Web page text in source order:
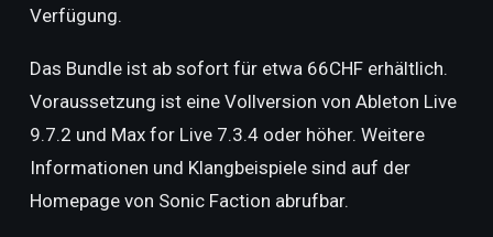
Verfügung.
Das Bundle ist ab sofort für etwa 66CHF erhältlich.
Voraussetzung ist eine Vollversion von Ableton Live
9.7.2 und Max for Live 7.3.4 oder höher. Weitere
Informationen und Klangbeispiele sind auf der
Homepage von Sonic Faction abrufbar.